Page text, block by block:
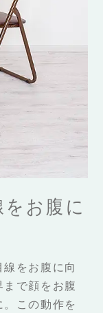
お腹に
をお腹に向
で顔をお腹
この動作を